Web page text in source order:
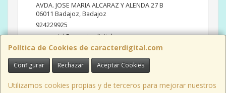
Política de Cookies de caracterdigital.com
Configurar Rechazar Aceptar Cookies
Utilizamos cookies propias y de terceros para mejorar nuestros
AVDA. JOSE MARIA ALCARAZ Y ALENDA 27 B
06011 Badajoz,Badajoz
924229925
comercial@caracterdigital.com
Horario
DE 10 A 14 HORAS DE MAÑANA, 17 A 20:30 HORAS TARDES